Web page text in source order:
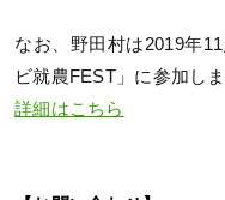
なお、野田村は2019年
ビ就農FEST」に参加しま
詳細はこちら